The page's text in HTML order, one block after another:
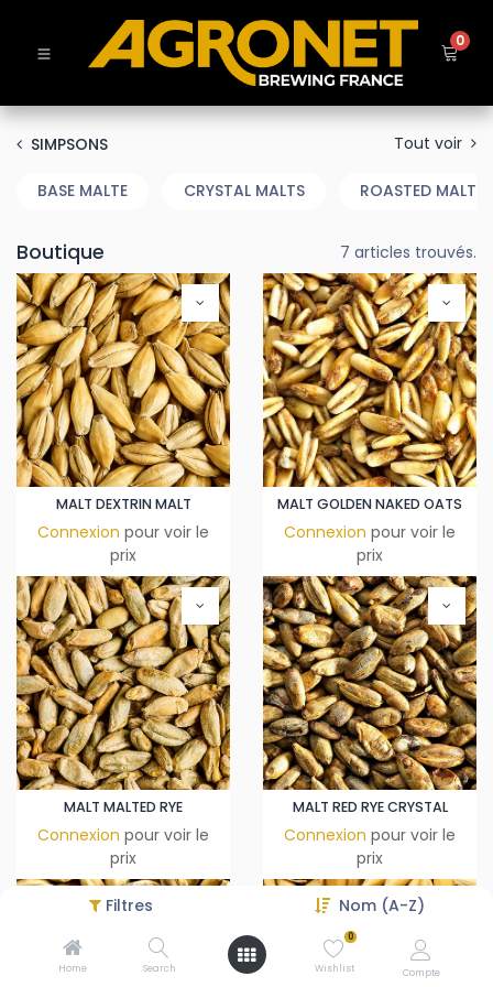
Filtres Nom (A-Z)
Home Search
0
Wishlist Compte
0
SIMPSONS Tout voir
BASE MALTE CRYSTAL MALTS ROASTED
Boutique 7 articles trouvés.
MALT DEXTRIN MALT
Connexion pour voir le
prix
MALT GOLDEN NAKED OATS
Connexion pour voir le
prix
MALT MALTED RYE
Connexion pour voir le
prix
MALT RED RYE CRYSTAL
Connexion pour voir le
prix